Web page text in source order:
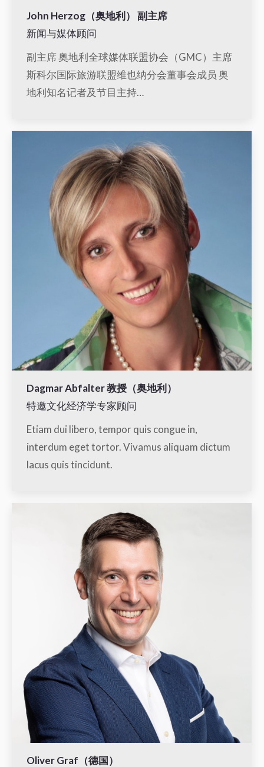
John Herzog（奥地利） 副主席
新闻与媒体顾问
副主席 奥地利全球媒体联盟协会（GMC）主席
斯科尔国际旅游联盟维也纳分会董事会成员 奥
地利知名记者及节目主持…
Dagmar Abfalter 教授（奥地利）
特邀文化经济学专家顾问
Etiam dui libero, tempor quis congue in,
interdum eget tortor. Vivamus aliquam dictum
lacus quis tincidunt.
Oliver Graf（德国）